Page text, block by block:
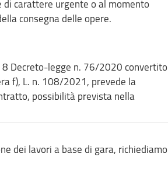
di carattere urgente o al momento
consegna delle opere.
8 Decreto-legge n. 76/2020 convertito
f), L. n. 108/2021, prevede la
possibilità prevista nella
dei lavori a base di gara, richiediamo